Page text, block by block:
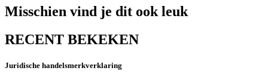
Misschien vind je dit ook leuk
RECENT BEKEKEN
Juridische handelsmerkverklaring